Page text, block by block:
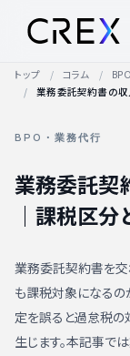
トップ コラム
業務委託契約書の
BPO・業務代行
業務委託契
｜課税区
業務委託契約書を交
も課税対象になるの
定を誤ると過怠税の
生じます。本記事